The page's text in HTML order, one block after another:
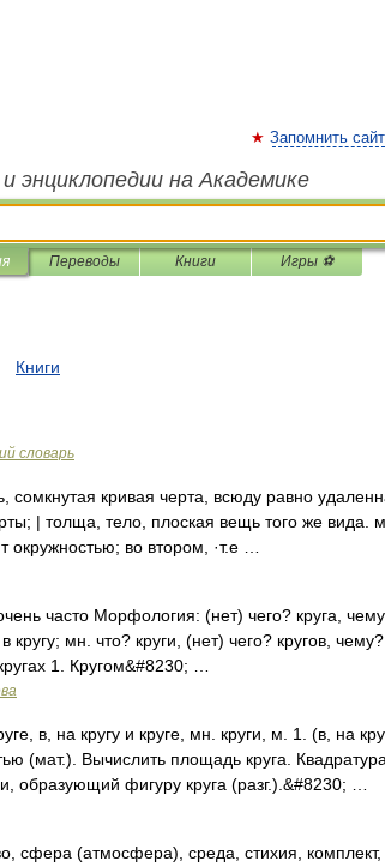
Запомнить сайт
энциклопедии на Академике
Переводы Книги Игры ⚽
Книги
словарь
кривая черта, всюду равно
| толща, тело, плоская вещь того же вида.
окружностью; во втором, ·т.е …
часто Морфология: (нет) чего? круга,
кругу; мн. что? круги, (нет) чего? кругов,
1. Кругом&#8230; …
в, на кругу и круге, мн. круги, м. 1. (в, на
(мат.). Вычислить площадь круга. Квадратура
образующий фигуру круга (разг.).&#8230; …
сфера (атмосфера), среда, стихия, комплект,